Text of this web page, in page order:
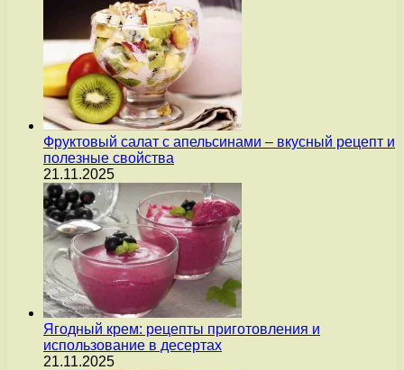
Фруктовый салат с апельсинами – вкусный рецепт и
полезные свойства
21.11.2025
Ягодный крем: рецепты приготовления и
использование в десертах
21.11.2025